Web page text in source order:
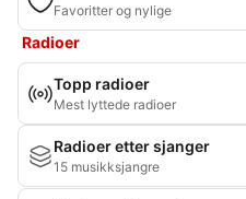
Favoritter og nylige
Radioer
Topp radioer
Mest lyttede radioer
Radioer etter sjanger
15 musikksjangre